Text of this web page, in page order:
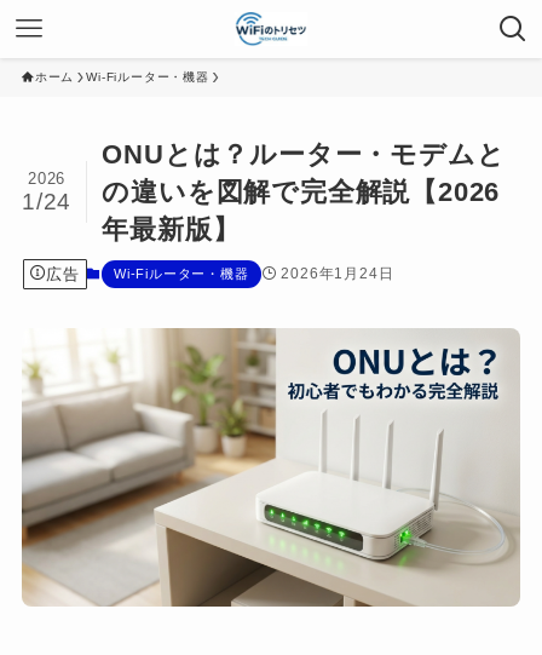
ホーム Wi-Fiルーター・機器
ONUとは？ルーター・モデムと
の違いを図解で完全解説【2026
年最新版】
2026
1/24
広告 Wi-Fiルーター・機器 2026年1月24日